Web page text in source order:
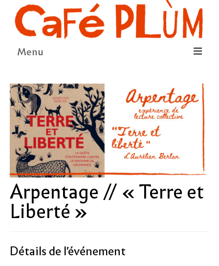
Menu
LA COOPÉRATIVE & L’ASSO
LE CONSEIL COOPÉRATIF
NOUS SOUTENIR
LE PROGRAMME
DÉTAIL DES ÉVÉNEMENTS
LA SAISON CULTURELLE
AMI·ES ARTISTES
Arpentage // « Terre et
Liberté »
Détails de l'événement